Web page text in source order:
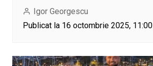
Igor Georgescu
Publicat la 16 octombrie 2025, 11:00